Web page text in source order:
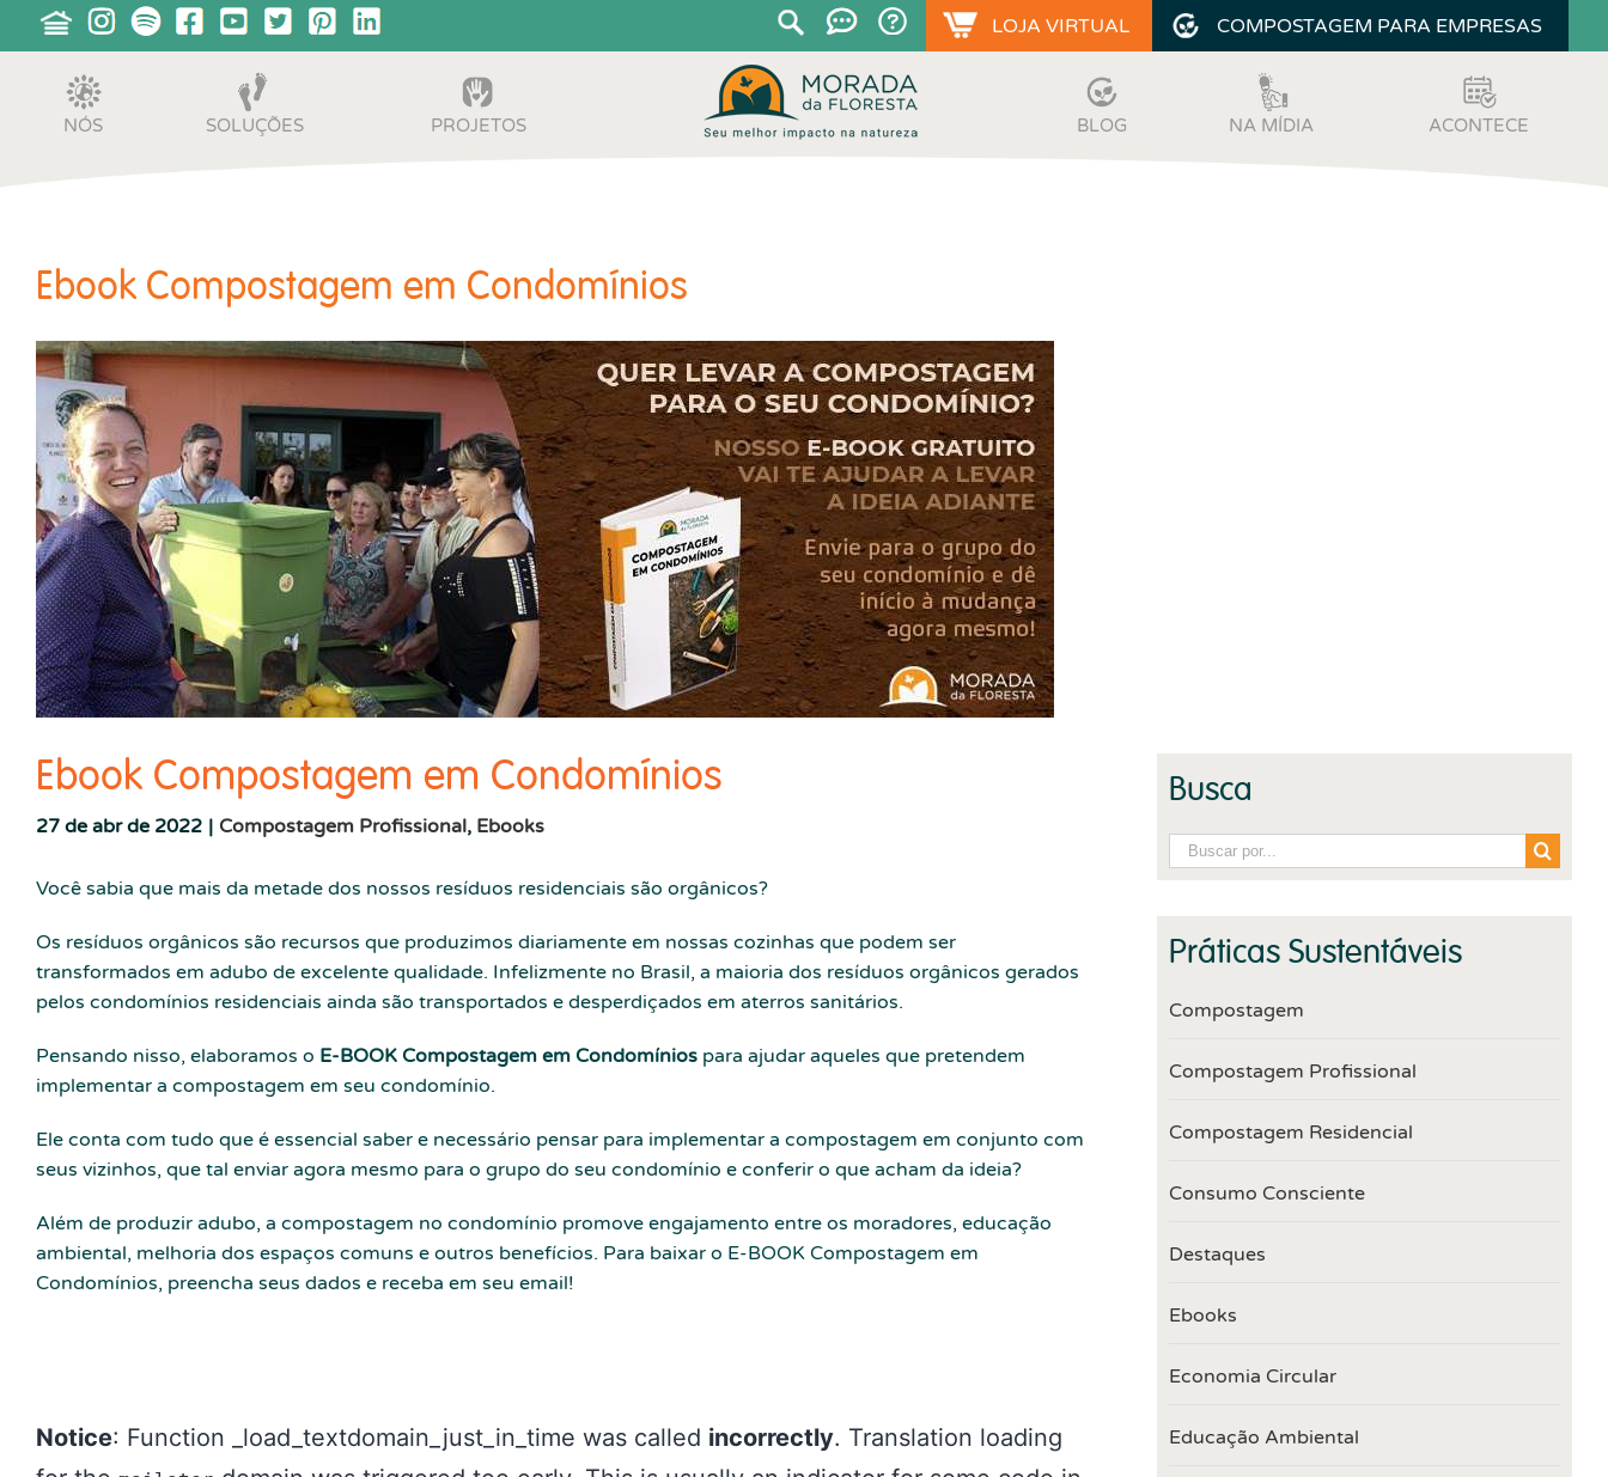
LOJA VIRTUAL COMPOSTAGEM PARA EMPRESAS
NÓS SOLUÇÕES PROJETOS BLOG NA MÍDIA ACONTECE
Ebook Compostagem em Condomínios
Ebook Compostagem em Condomínios
27 de abr de 2022 | Compostagem Profissional, Ebooks
Você sabia que mais da metade dos nossos resíduos residenciais são orgânicos?
Os resíduos orgânicos são recursos que produzimos diariamente em nossas cozinhas que podem ser
transformados em adubo de excelente qualidade. Infelizmente no Brasil, a maioria dos resíduos orgânicos gerados
pelos condomínios residenciais ainda são transportados e desperdiçados em aterros sanitários.
Pensando nisso, elaboramos o E-BOOK Compostagem em Condomínios para ajudar aqueles que pretendem
implementar a compostagem em seu condomínio.
Ele conta com tudo que é essencial saber e necessário pensar para implementar a compostagem em conjunto com
seus vizinhos, que tal enviar agora mesmo para o grupo do seu condomínio e conferir o que acham da ideia?
Além de produzir adubo, a compostagem no condomínio promove engajamento entre os moradores, educação
ambiental, melhoria dos espaços comuns e outros benefícios. Para baixar o E-BOOK Compostagem em
Condomínios, preencha seus dados e receba em seu email!
Busca
Resultados
da
Práticas Sustentáveis
Compostagem
Compostagem Profissional
Compostagem Residencial
Consumo Consciente
Destaques
Ebooks
Economia Circular
Educação Ambiental